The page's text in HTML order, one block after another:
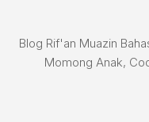
Blog Rif'an Muazin
Momong Anak,